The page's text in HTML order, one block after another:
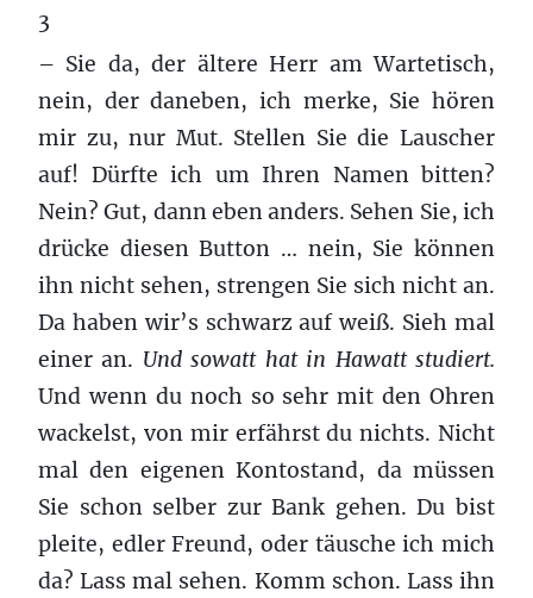
3
– Sie da, der ältere Herr am Wartetisch,
nein, der daneben, ich merke, Sie hören
mir zu, nur Mut. Stellen Sie die Lauscher
auf! Dürfte ich um Ihren Namen bitten?
Nein? Gut, dann eben anders. Sehen Sie, ich
drücke diesen Button … nein, Sie können
ihn nicht sehen, strengen Sie sich nicht an.
Da haben wir’s schwarz auf weiß. Sieh mal
einer an. Und sowatt hat in Hawatt studiert.
Und wenn du noch so sehr mit den Ohren
wackelst, von mir erfährst du nichts. Nicht
mal den eigenen Kontostand, da müssen
Sie schon selber zur Bank gehen. Du bist
pleite, edler Freund, oder täusche ich mich
da? Lass mal sehen. Komm schon. Lass ihn